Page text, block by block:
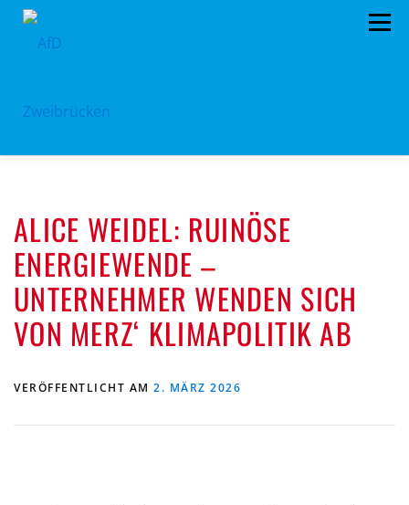
Zum
Menü
PROGRAMM VORSTAND ARCHIV
SPENDEN KONTAKT
ALICE WEIDEL: RUINÖSE
ENERGIEWENDE –
UNTERNEHMER WENDEN SICH
VON MERZ‘ KLIMAPOLITIK AB
VERÖFFENTLICHT AM 2. MÄRZ 2026